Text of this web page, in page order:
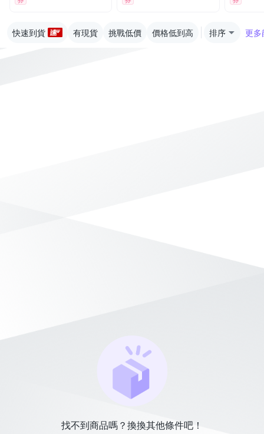
快速到貨 有現貨 挑戰低價 價格低到高 排序 更多
找不到商品嗎？換換其他條件吧！